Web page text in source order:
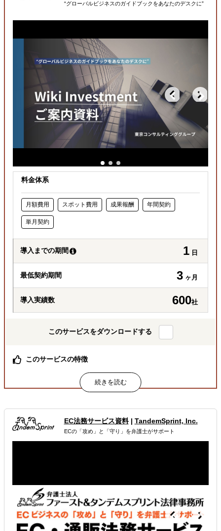
“グローバルビジネスのガイドブックをあなたのデスクに”
料金体系
月額費用 スポット費用 成果報酬 年間契約
単月契約
導入までの期間 1 日
最低契約期間 3 ヶ月
導入実績数 600社
このサービスをダウンロードする
このサービスの特徴
海外実務の情報が一気に収集できる！
海外税務・会計 海外法務 海外労務
解決できる課題
現地に強い士業を探している
EC法務サービス資料| TandemSprint, Inc.
ECの「攻め」と「守り」を弁護士がサポート